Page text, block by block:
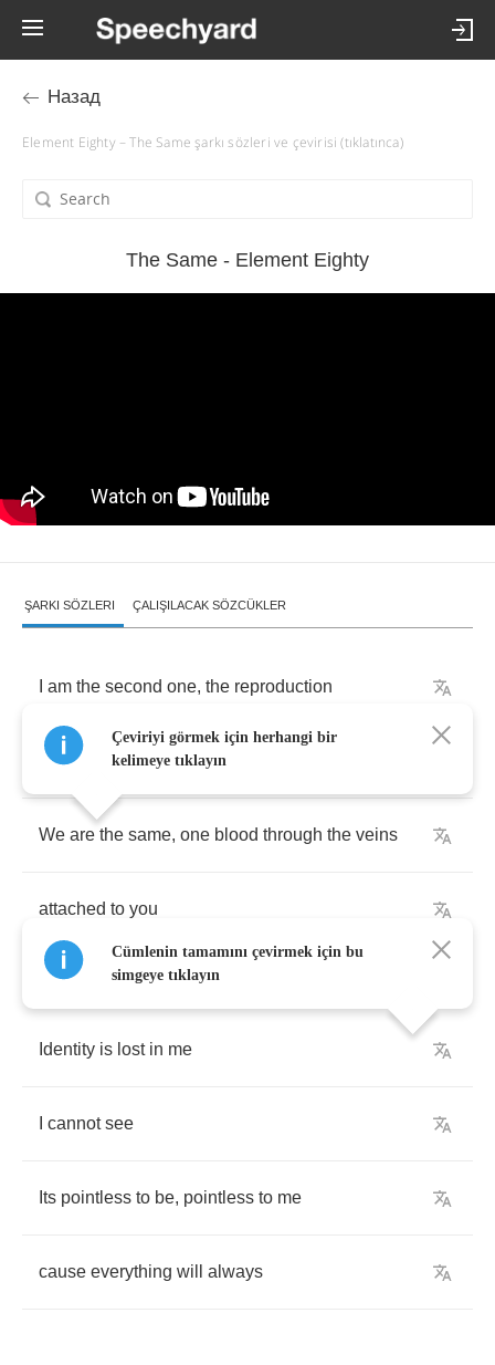
Назад
Element Eighty – The Same şarkı sözleri ve çevirisi (tıklatınca)
The Same - Element Eighty
ŞARKI SÖZLERI ÇALIŞILACAK SÖZCÜKLER
am the second one, the reproduction
am born form you
We are the same, one blood through the veins
attached to you
Identity is lost in me
cannot see
Its pointless to be, pointless to me
cause everything will always
Çeviriyi görmek için herhangi bir
kelimeye tıklayın
Cümlenin tamamını çevirmek için bu
simgeye tıklayın